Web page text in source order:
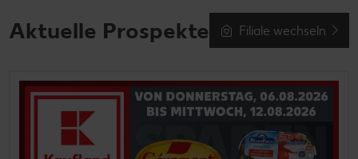
Aktuelle Prospekte Filiale wechseln